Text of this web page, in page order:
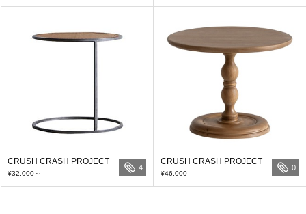
CRUSH CRASH PROJECT
¥32,000～
4
CRUSH CRASH PROJECT
¥46,000
0